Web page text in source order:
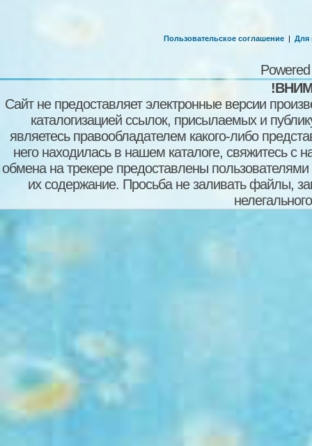
Пользовательское соглашение | Для
Сайт не предоставляет электронные версии
каталогизацией ссылок, присылаемых и
являетесь правообладателем какого-либо
него находилась в нашем каталоге, свяжитесь
обмена на трекере предоставлены пользователями
их содержание. Просьба не заливать файлы,